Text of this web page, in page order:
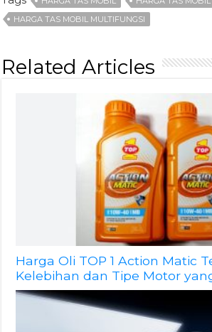
HARGA TAS MOBIL MULTIFUNGSI
Related Articles
Harga Oli TOP 1 Action Matic
Kelebihan dan Tipe Motor